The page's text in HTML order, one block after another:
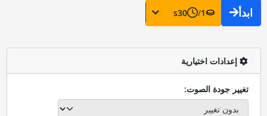
ابدأ 1
/
30
s
إعدادات اختيارية
تغيير جودة الصوت: